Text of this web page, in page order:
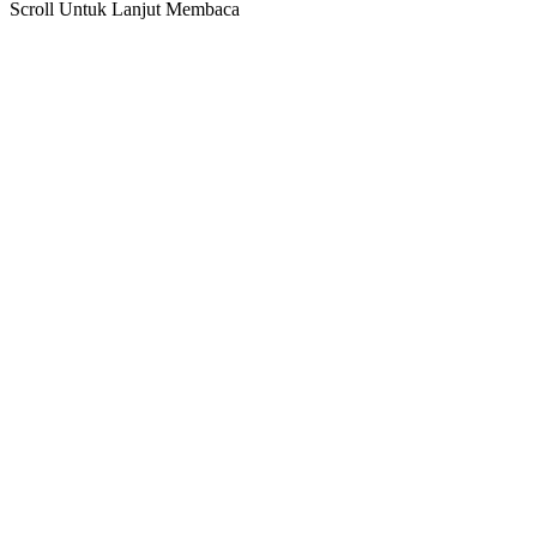
Scroll Untuk Lanjut Membaca